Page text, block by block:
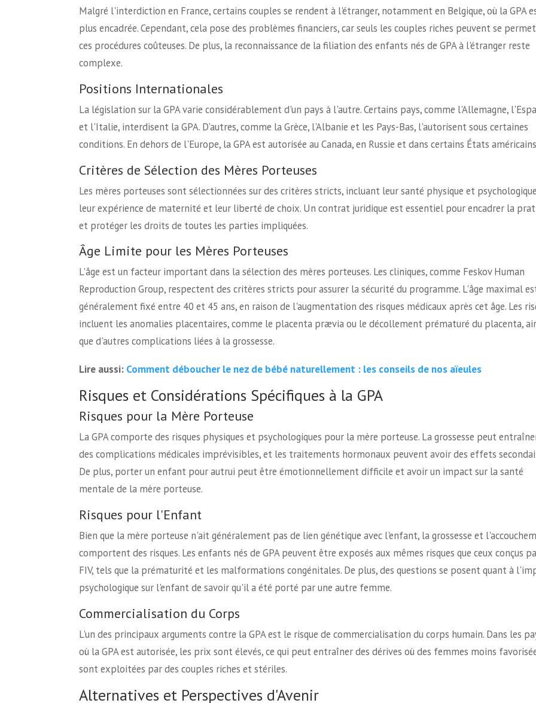
Malgré l'interdiction en France, certains couples se rendent à l'étranger, notamment en Belgique, où la GPA
plus encadrée. Cependant, cela pose des problèmes financiers, car seuls les couples riches peuvent se
ces procédures coûteuses. De plus, la reconnaissance de la filiation des enfants nés de GPA à l'étranger reste
complexe.
Positions Internationales
La législation sur la GPA varie considérablement d'un pays à l'autre. Certains pays, comme l'Allemagne,
et l'Italie, interdisent la GPA. D'autres, comme la Grèce, l'Albanie et les Pays-Bas, l'autorisent sous certaines
conditions. En dehors de l'Europe, la GPA est autorisée au Canada, en Russie et dans certains États
Critères de Sélection des Mères Porteuses
Les mères porteuses sont sélectionnées sur des critères stricts, incluant leur santé physique et
leur expérience de maternité et leur liberté de choix. Un contrat juridique est essentiel pour encadrer la
et protéger les droits de toutes les parties impliquées.
Âge Limite pour les Mères Porteuses
L'âge est un facteur important dans la sélection des mères porteuses. Les cliniques, comme Feskov Human
Reproduction Group, respectent des critères stricts pour assurer la sécurité du programme. L'âge maximal
généralement fixé entre 40 et 45 ans, en raison de l'augmentation des risques médicaux après cet âge. Les
incluent les anomalies placentaires, comme le placenta prævia ou le décollement prématuré du placenta,
que d'autres complications liées à la grossesse.
Lire aussi: Comment déboucher le nez de bébé naturellement : les conseils de nos aïeules
Risques et Considérations Spécifiques à la GPA
Risques pour la Mère Porteuse
La GPA comporte des risques physiques et psychologiques pour la mère porteuse. La grossesse peut
des complications médicales imprévisibles, et les traitements hormonaux peuvent avoir des effets
De plus, porter un enfant pour autrui peut être émotionnellement difficile et avoir un impact sur la santé
mentale de la mère porteuse.
Risques pour l'Enfant
Bien que la mère porteuse n'ait généralement pas de lien génétique avec l'enfant, la grossesse et
comportent des risques. Les enfants nés de GPA peuvent être exposés aux mêmes risques que ceux conçus
FIV, tels que la prématurité et les malformations congénitales. De plus, des questions se posent quant à
psychologique sur l'enfant de savoir qu'il a été porté par une autre femme.
Commercialisation du Corps
L'un des principaux arguments contre la GPA est le risque de commercialisation du corps humain. Dans les
où la GPA est autorisée, les prix sont élevés, ce qui peut entraîner des dérives où des femmes moins
sont exploitées par des couples riches et stériles.
Alternatives et Perspectives d'Avenir